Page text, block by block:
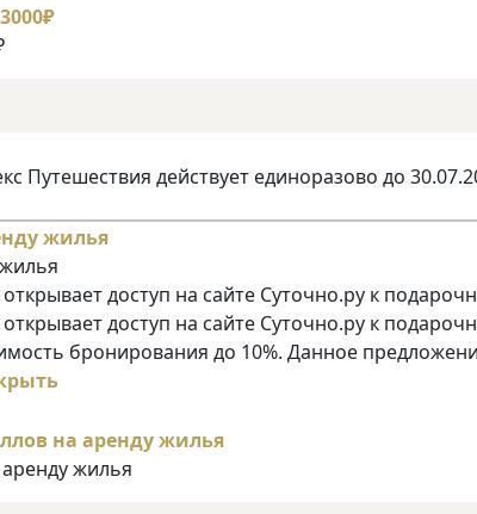
Путешествия действует единоразово до
доступ на сайте Суточно.ру к
доступ на сайте Суточно.ру к
бронирования до 10%. Данное
жилья